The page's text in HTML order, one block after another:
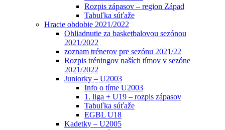
Rozpis zápasov – region Západ
Tabuľka súťaže
Hracie obdobie 2021/2022
Ohliadnutie za basketbalovou sezónou
2021/2022
zoznam trénerov pre sezónu 2021/22
Rozpis tréningov naších tímov v sezóne
2021/2022
Juniorky – U2003
Info o tíme U2003
1. liga + U19 – rozpis zápasov
Tabuľka súťaže
EGBL U18
Kadetky – U2005